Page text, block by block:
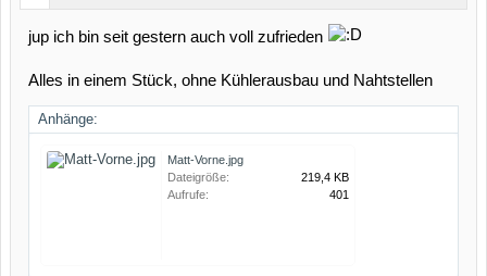
jup ich bin seit gestern auch voll zufrieden
Alles in einem Stück, ohne Kühlerausbau und Nahtstellen
Anhänge:
Matt-Vorne.jpg
Dateigröße:
219,4 KB
Aufrufe:
401